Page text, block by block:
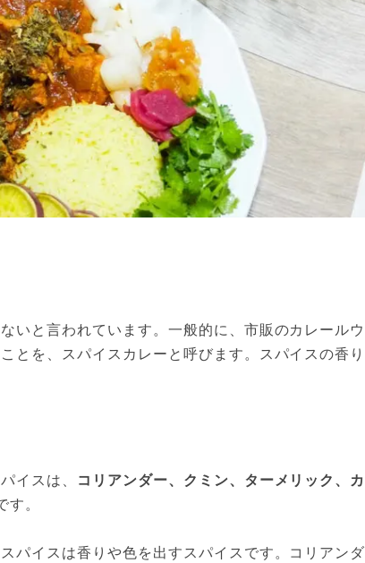
いと言われています。一般的に、市販のカレールウ
とを、スパイスカレーと呼びます。スパイスの香り
イスは、
コリアンダー、クミン、ターメリック、カ
す。
パイスは香りや色を出すスパイスです。コリアンダ